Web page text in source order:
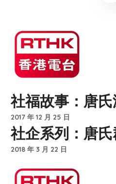
社福故事：唐
2017 年 12 月 25 日
社企系列：唐
2018 年 3 月 22 日